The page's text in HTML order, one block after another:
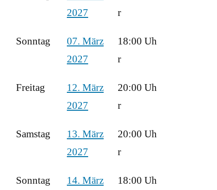
2027
r
Sonntag
07. März
2027
18:00 Uh
r
Freitag
12. März
2027
20:00 Uh
r
Samstag
13. März
2027
20:00 Uh
r
Sonntag
14. März
18:00 Uh